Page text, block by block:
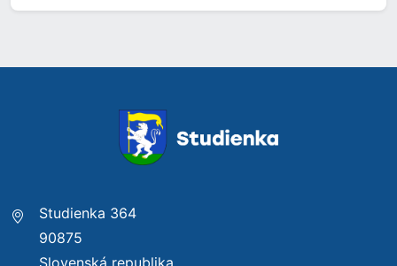
Studienka 364
90875
Slovenská republika